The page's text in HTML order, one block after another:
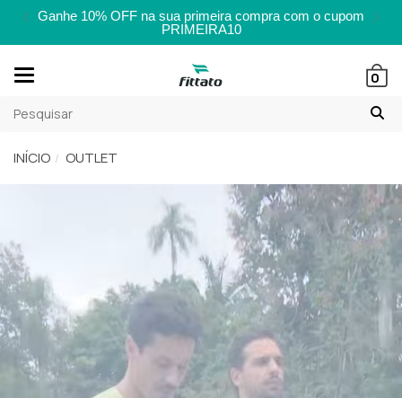
Ganhe 10% OFF na sua primeira compra com o cupom
PRIMEIRA10
0
INÍCIO OUTLET